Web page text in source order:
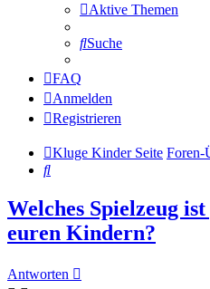
Aktive Themen
Suche
FAQ
Anmelden
Registrieren
Kluge Kinder Seite Foren-
Suche
Welches Spielzeug
euren Kindern?
Antworten